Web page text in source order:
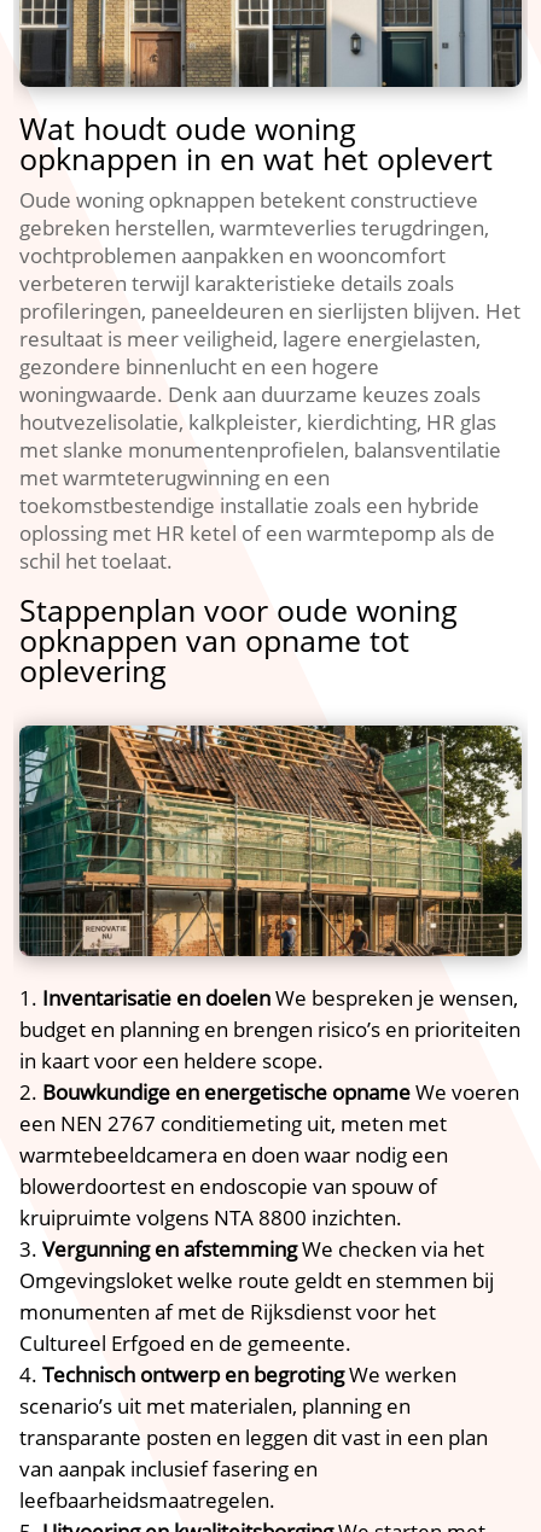
Wat houdt oude woning
opknappen in en wat het oplevert
Oude woning opknappen betekent constructieve
gebreken herstellen, warmteverlies terugdringen,
vochtproblemen aanpakken en wooncomfort
verbeteren terwijl karakteristieke details zoals
profileringen, paneeldeuren en sierlijsten blijven.​ Het
resultaat is meer veiligheid, lagere energielasten,
gezondere binnenlucht en een hogere
woningwaarde.​ Denk aan duurzame keuzes zoals
houtvezelisolatie, kalkpleister, kierdichting, HR glas
met slanke monumentenprofielen, balansventilatie
met warmteterugwinning en een
toekomstbestendige installatie zoals een hybride
oplossing met HR ketel of een warmtepomp als de
schil het toelaat.​
Stappenplan voor oude woning
opknappen van opname tot
oplevering
Inventarisatie en doelenWe bespreken je wensen,
budget en planning en brengen risico’s en prioriteiten
in kaart voor een heldere scope.​
Bouwkundige en energetische opnameWe voeren
een NEN 2767 conditiemeting uit, meten met
warmtebeeldcamera en doen waar nodig een
blowerdoortest en endoscopie van spouw of
kruipruimte volgens NTA 8800 inzichten.​
Vergunning en afstemmingWe checken via het
Omgevingsloket welke route geldt en stemmen bij
monumenten af met de Rijksdienst voor het
Cultureel Erfgoed en de gemeente.​
Technisch ontwerp en begrotingWe werken
scenario’s uit met materialen, planning en
transparante posten en leggen dit vast in een plan
van aanpak inclusief fasering en
leefbaarheidsmaatregelen.​